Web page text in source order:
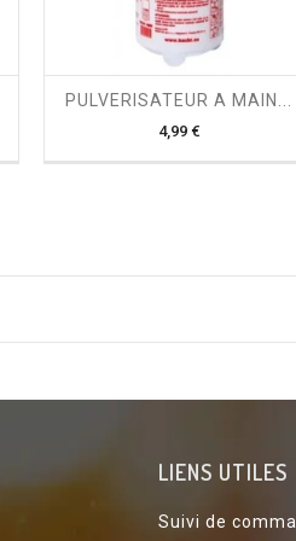
shopping_cart
PULVERISATEUR A MAIN...
4,99 €Prix
LIENS UTILES
Suivi de